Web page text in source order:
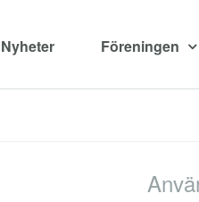
Nyheter Föreningen